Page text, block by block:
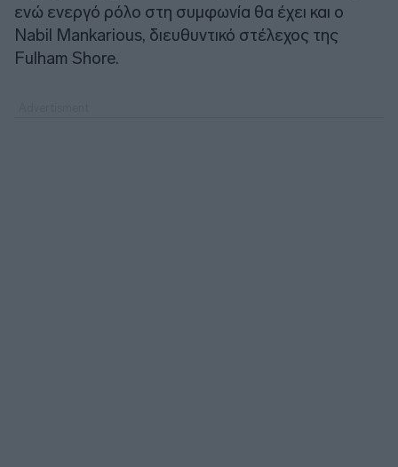
ενώ ενεργό ρόλο στη συμφωνία θα έχει και ο
Nabil Mankarious, διευθυντικό στέλεχος της
Fulham Shore.